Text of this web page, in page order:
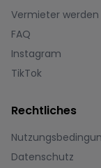
Vermieter werden
FAQ
Instagram
TikTok
Rechtliches
Datenschutz